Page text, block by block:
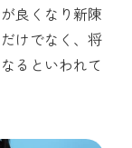
良くなり新陳
けでなく、将
るといわれて